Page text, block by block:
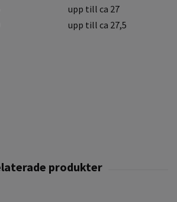
upp till ca 27
upp till ca 27,5